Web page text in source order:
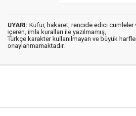
UYARI: Küfür, hakaret, rencide edici cümleler
içeren, imla kuralları ile yazılmamış,
Türkçe karakter kullanılmayan ve büyük
onaylanmamaktadır.